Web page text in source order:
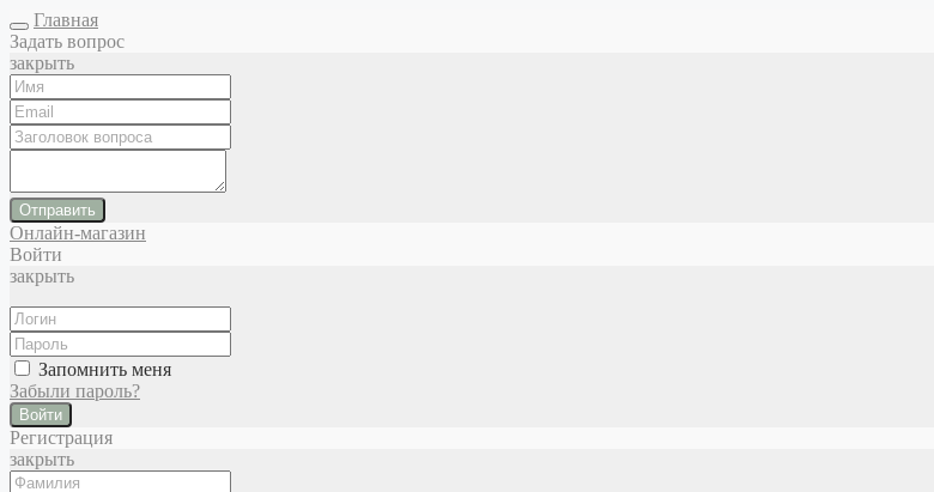
Главная
Задать вопрос
закрыть
Отправить
Онлайн-магазин
Войти
закрыть
Запомнить меня
Забыли пароль?
Войти
Регистрация
закрыть